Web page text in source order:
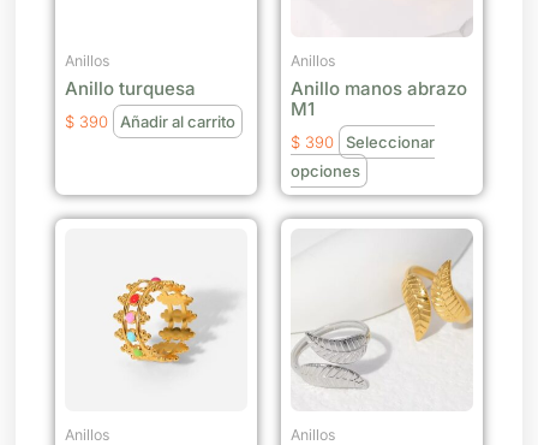
Anillos
Anillo turquesa
$ 390 Añadir al carrito
Anillos
Anillo manos abrazo
M1
$ 390
Seleccionar
opciones
pueden
en
página
de
producto
Anillos Anillos
Este
producto
tiene
múltiples
variantes.
Las